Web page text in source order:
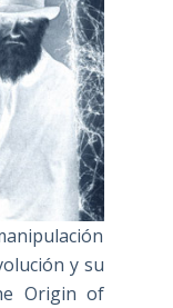
y su
Origin of